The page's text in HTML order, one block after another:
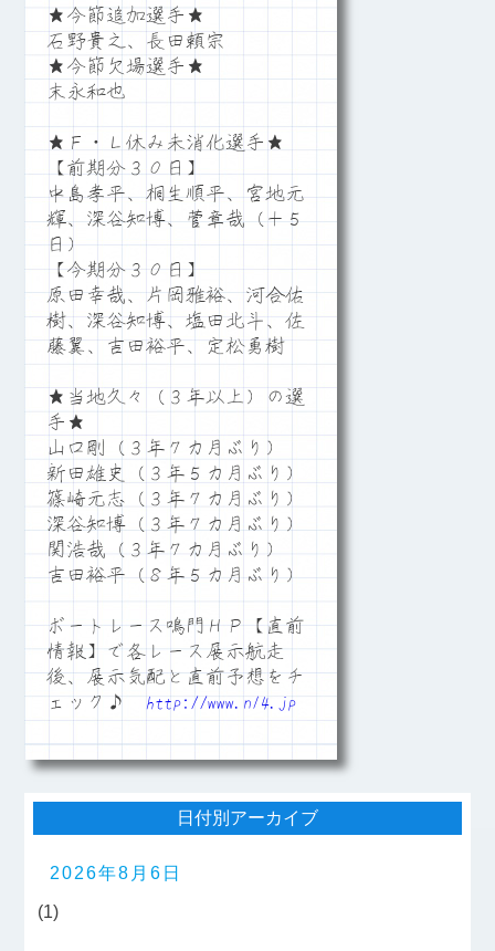
★今節追加選手★
石野貴之、長田頼宗
★今節欠場選手★
末永和也
★Ｆ・Ｌ休み未消化選手★
【前期分３０日】
中島孝平、桐生順平、宮地元
輝、深谷知博、菅章哉（＋５
日）
【今期分３０日】
原田幸哉、片岡雅裕、河合佑
樹、深谷知博、塩田北斗、佐
藤翼、吉田裕平、定松勇樹
★当地久々（３年以上）の選
手★
山口剛（３年７カ月ぶり）
新田雄史（３年５カ月ぶり）
篠崎元志（３年７カ月ぶり）
深谷知博（３年７カ月ぶり）
関浩哉（３年７カ月ぶり）
吉田裕平（８年５カ月ぶり）
ボートレース鳴門ＨＰ【直前
情報】で各レース展示航走
後、展示気配と直前予想をチ
ェック♪ http://www.n14.jp
日付別アーカイブ
2026年8月6日
(1)